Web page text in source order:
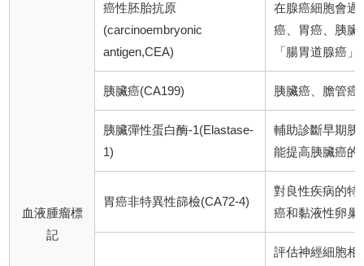
血液腫瘤標
記
癌性胚胎抗原
(carcinoembryonic
antigen,CEA)
在腺癌細胞會過
癌、胃癌、胰臟
「腸胃道腺癌
胰臟癌(CA199) 胰臟癌、膽管癌
胰臟彈性蛋白酶-1(Elastase-
1)
輔助診斷早期胰
能提高胰臟癌的
胃癌非特異性篩檢(CA72-4)
對良性疾病的特
癌和黏液性卵巢
評估神經細胞相